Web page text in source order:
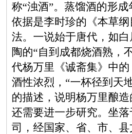
称“浊酒”。蒸馏酒的形
依据是李时珍的《本草
法。一说始于唐代，如
陶的“自到成都烧酒熟，
代杨万里《诚斋集》中
酒性浓烈，“一杯径到天
的描述，说明杨万里酿
还需要进一步研究。坐
司，经国家、省、市、